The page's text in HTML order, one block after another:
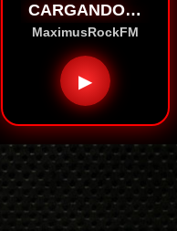
CARGANDO…
MaximusRockFM
▶